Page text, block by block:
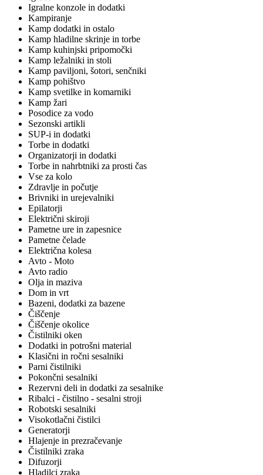
Igralne konzole in dodatki
Kampiranje
Kamp dodatki in ostalo
Kamp hladilne skrinje in torbe
Kamp kuhinjski pripomočki
Kamp ležalniki in stoli
Kamp paviljoni, šotori, senčniki
Kamp pohištvo
Kamp svetilke in komarniki
Kamp žari
Posodice za vodo
Sezonski artikli
SUP-i in dodatki
Torbe in dodatki
Organizatorji in dodatki
Torbe in nahrbtniki za prosti čas
Vse za kolo
Zdravlje in počutje
Brivniki in urejevalniki
Epilatorji
Električni skiroji
Pametne ure in zapesnice
Pametne čelade
Električna kolesa
Avto - Moto
Avto radio
Olja in maziva
Dom in vrt
Bazeni, dodatki za bazene
Čiščenje
Čiščenje okolice
Čistilniki oken
Dodatki in potrošni material
Klasični in ročni sesalniki
Parni čistilniki
Pokončni sesalniki
Rezervni deli in dodatki za sesalnike
Ribalci - čistilno - sesalni stroji
Robotski sesalniki
Visokotlačni čistilci
Generatorji
Hlajenje in prezračevanje
Čistilniki zraka
Difuzorji
Hladilci zraka